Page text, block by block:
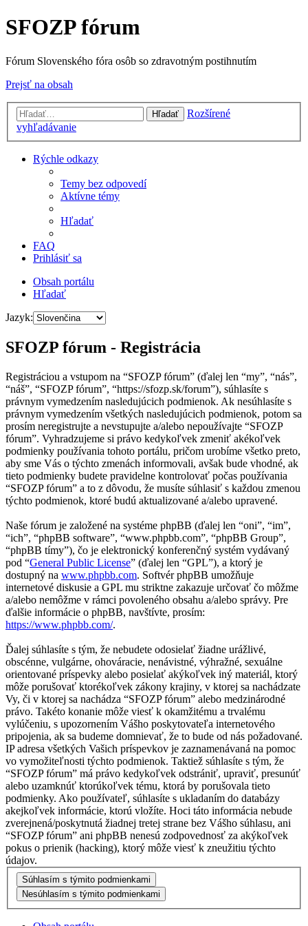
SFOZP fórum
Fórum Slovenského fóra osôb so zdravotným postihnutím
Prejsť na obsah
Hľadať
Rozšírené
vyhľadávanie
Rýchle odkazy
Temy bez odpovedí
Aktívne témy
Hľadať
FAQ
Prihlásiť sa
Obsah portálu
Hľadať
Jazyk:
SFOZP fórum - Registrácia
Registráciou a vstupom na “SFOZP fórum” (ďalej len “my”, “nás”,
“náš”, “SFOZP fórum”, “https://sfozp.sk/forum”), súhlasíte s
právnym vymedzením nasledujúcich podmienok. Ak nesúhlasíte s
právnym vymedzením všetkých nasledujúcich podmienok, potom sa
prosím neregistrujte a nevstupujte a/alebo nepoužívajte “SFOZP
fórum”. Vyhradzujeme si právo kedykoľvek zmeniť akékoľvek
podmienky používania tohoto portálu, pričom urobíme všetko preto,
aby sme Vás o týchto zmenách informovali, avšak bude vhodné, ak
tieto podmienky budete pravidelne kontrolovať počas používania
“SFOZP fórum” a to z dôvodu, že musíte súhlasiť s každou zmenou
týchto podmienok, ktoré budú aktualizované a/alebo upravené.
Naše fórum je založené na systéme phpBB (ďalej len “oni”, “im”,
“ich”, “phpBB software”, “www.phpbb.com”, “phpBB Group”,
“phpBB tímy”), čo je elektronický konferenčný systém vydávaný
pod “General Public License” (ďalej len “GPL”), a ktorý je
dostupný na www.phpbb.com. Softvér phpBB umožňuje
internetové diskusie a GPL mu striktne zakazuje určovať čo môžme
a/alebo nemôžme v rámci povoleného obsahu a/alebo správy. Pre
ďalšie informácie o phpBB, navštívte, prosím:
https://www.phpbb.com/.
Ďalej súhlasíte s tým, že nebudete odosielať žiadne urážlivé,
obscénne, vulgárne, ohováracie, nenávistné, výhražné, sexuálne
orientované príspevky alebo posielať akýkoľvek iný materiál, ktorý
môže porušovať ktorékoľvek zákony krajiny, v ktorej sa nachádzate
Vy, či v ktorej sa nachádza “SFOZP fórum” alebo medzinárodné
právo. Takéto konanie môže viesť k okamžitému a trvalému
vylúčeniu, s upozornením Vášho poskytovateľa internetového
pripojenia, ak sa budeme domnievať, že to bude od nás požadované.
IP adresa všetkých Vašich príspevkov je zaznamenávaná na pomoc
vo vymožiteľnosti týchto podmienok. Taktiež súhlasíte s tým, že
“SFOZP fórum” má právo kedykoľvek odstrániť, upraviť, presunúť
alebo uzamknúť ktorúkoľvek tému, ktorá by porušovala tieto
podmienky. Ako používateľ, súhlasíte s ukladaním do databázy
akejkoľvek informácie, ktorú vložíte. Hoci táto informácia nebude
zverejnená/poskytnutá žiadnej tretej strane bez Vášho súhlasu, ani
“SFOZP fórum” ani phpBB nenesú zodpovednosť za akýkoľvek
pokus o prienik (hacking), ktorý môže viesť k zneužitiu týchto
údajov.